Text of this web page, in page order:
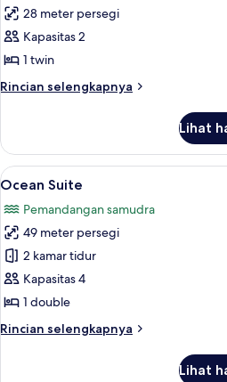
untuk
Classic
Ocean
Room
Twin
28 meter persegi
Kapasitas 2
1 twin
Rincian selengkapnya
Rincian
Classic
Ocean
Room
Lihat
Lihat
semua
foto
untuk
Ocean
Suite
13
Ocean Suite
Pemandangan samudra
49 meter persegi
2 kamar tidur
Kapasitas 4
1 double
Rincian selengkapnya
Rincian
Lihat